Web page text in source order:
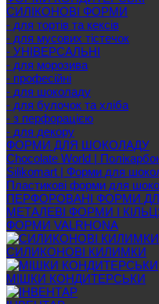
СИЛІКОНОВІ ФОРМИ
- для тортів та кексів
- для мусових тістечок
- УНІВЕРСАЛЬНІ
- для морозива
- професійні
- для шоколаду
- для булочок та хліба
- з перфорацією
- для декору
ФОРМИ ДЛЯ ШОКОЛАДУ
Chocolate World |
Silikomart | Форми для
Пластикові форми для
ПЕРФОРОВАНІ ФОРМИ
МЕТАЛЕВІ ФОРМИ І
ФОРМИ VALRHONA
СИЛИКОНОВІ КИЛИМКИ
МІШКИ КОНДИТЕРСЬКИ